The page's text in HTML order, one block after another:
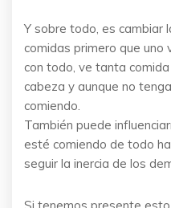
Y sobre todo, es cambiar
comidas primero que uno
con todo, ve tanta
cabeza y aunque no
comiendo.
También puede
esté comiendo de todo
seguir la inercia de los